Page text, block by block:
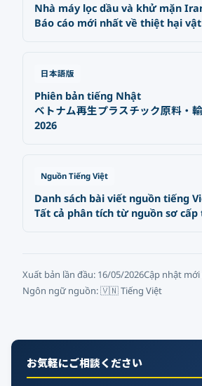
Nhà máy lọc dầu và khử mặn
Báo cáo mới nhất về thiệt hại
日本語版
Phiên bản tiếng Nhật
ベトナム再生プラスチック原料・
2026
Nguồn Tiếng Việt
Danh sách bài viết nguồn tiếng
Tất cả phân tích từ nguồn sơ
Xuất bản lần đầu: 16/05/2026Cập nhật
Ngôn ngữ nguồn: 🇻🇳 Tiếng Việt
お気軽にご相談ください